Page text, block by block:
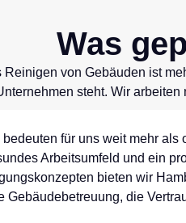
Was
Reinigen von Gebäuden ist
steht. Wir
für uns weit mehr
Arbeitsumfeld und ein
bieten wir
Gebäudebetreuung, die